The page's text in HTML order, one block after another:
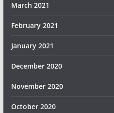
March 2021
February 2021
January 2021
December 2020
November 2020
October 2020